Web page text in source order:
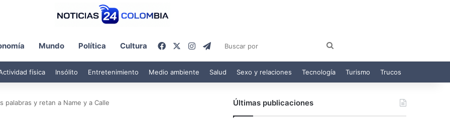
Mundo Política Cultura FacebookInstagram
Telegram
por
física Insólito Entretenimiento Medio ambiente Salud Sexo y relaciones Tecnología Turismo Trucos
palabras y retan a Name y a Calle Últimas publicaciones